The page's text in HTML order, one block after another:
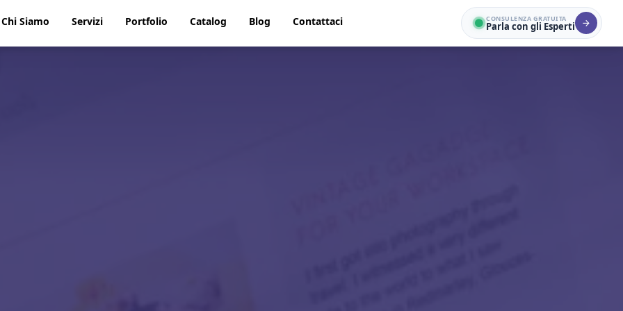
Chi Siamo Servizi Portfolio Catalog Blog Contattaci CONSULENZA GRATUITA
Parla con gli Esperti